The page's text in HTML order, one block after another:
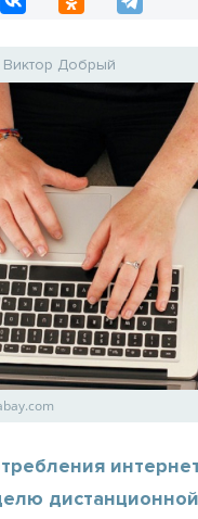
Виктор Добрый